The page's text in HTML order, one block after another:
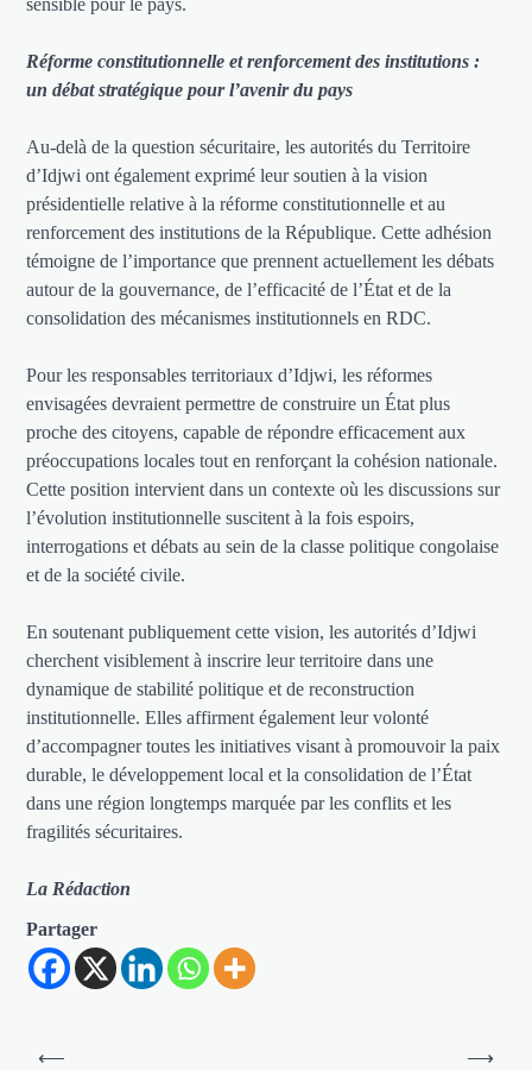
sensible pour le pays.
Réforme constitutionnelle et renforcement des institutions :
un débat stratégique pour l’avenir du pays
Au-delà de la question sécuritaire, les autorités du Territoire
d’Idjwi ont également exprimé leur soutien à la vision
présidentielle relative à la réforme constitutionnelle et au
renforcement des institutions de la République. Cette adhésion
témoigne de l’importance que prennent actuellement les débats
autour de la gouvernance, de l’efficacité de l’État et de la
consolidation des mécanismes institutionnels en RDC.
Pour les responsables territoriaux d’Idjwi, les réformes
envisagées devraient permettre de construire un État plus
proche des citoyens, capable de répondre efficacement aux
préoccupations locales tout en renforçant la cohésion nationale.
Cette position intervient dans un contexte où les discussions sur
l’évolution institutionnelle suscitent à la fois espoirs,
interrogations et débats au sein de la classe politique congolaise
et de la société civile.
En soutenant publiquement cette vision, les autorités d’Idjwi
cherchent visiblement à inscrire leur territoire dans une
dynamique de stabilité politique et de reconstruction
institutionnelle. Elles affirment également leur volonté
d’accompagner toutes les initiatives visant à promouvoir la paix
durable, le développement local et la consolidation de l’État
dans une région longtemps marquée par les conflits et les
fragilités sécuritaires.
La Rédaction
Partager
Navigation
⟵
⟶